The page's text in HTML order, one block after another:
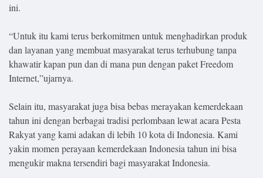
ini.
“Untuk itu kami terus berkomitmen untuk menghadirkan produk
dan layanan yang membuat masyarakat terus terhubung tanpa
khawatir kapan pun dan di mana pun dengan paket Freedom
Internet,”ujarnya.
Selain itu, masyarakat juga bisa bebas merayakan kemerdekaan
tahun ini dengan berbagai tradisi perlombaan lewat acara Pesta
Rakyat yang kami adakan di lebih 10 kota di Indonesia. Kami
yakin momen perayaan kemerdekaan Indonesia tahun ini bisa
mengukir makna tersendiri bagi masyarakat Indonesia.